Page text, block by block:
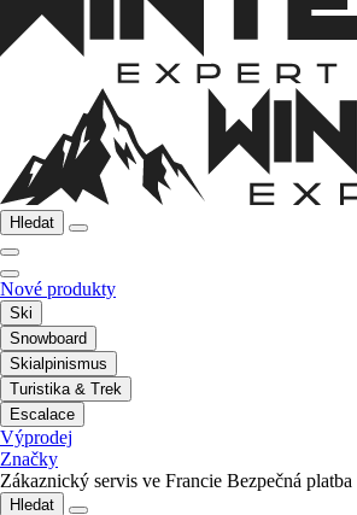
Hledat
Nové produkty
Ski
Snowboard
Skialpinismus
Turistika & Trek
Escalace
Výprodej
Značky
Zákaznický servis ve Francie Bezpečná platba
Hledat